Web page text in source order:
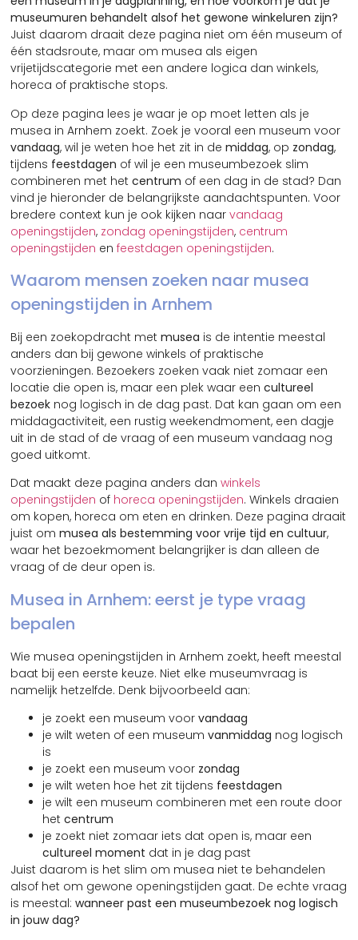
museumuren behandelt alsof het gewone winkeluren zijn?
Juist daarom draait deze pagina niet om één museum of
één stadsroute, maar om musea als eigen
vrijetijdscategorie met een andere logica dan winkels,
horeca of praktische stops.
Op deze pagina lees je waar je op moet letten als je
musea in Arnhem zoekt. Zoek je vooral een museum voor
vandaag, wil je weten hoe het zit in demiddag, op zondag,
tijdens feestdagen of wil je een museumbezoek slim
combineren met hetcentrum of een dag in de stad? Dan
vind je hieronder de belangrijkste aandachtspunten. Voor
bredere context kun je ook kijken naarvandaag
openingstijden, zondag openingstijden, centrum
openingstijden enfeestdagen openingstijden.
Waarom mensen zoeken naar musea
openingstijden in Arnhem
Bij een zoekopdracht metmusea is de intentie meestal
anders dan bij gewone winkels of praktische
voorzieningen. Bezoekers zoeken vaak niet zomaar een
locatie die open is, maar een plek waar eencultureel
bezoek nog logisch in de dag past. Dat kan gaan om een
middagactiviteit, een rustig weekendmoment, een dagje
uit in de stad of de vraag of een museum vandaag nog
goed uitkomt.
Dat maakt deze pagina anders danwinkels
openingstijden of horeca openingstijden. Winkels draaien
om kopen, horeca om eten en drinken. Deze pagina draait
juist ommusea als bestemming voor vrije tijd en cultuur,
waar het bezoekmoment belangrijker is dan alleen de
vraag of de deur open is.
Musea in Arnhem: eerst je type vraag
bepalen
Wie musea openingstijden in Arnhem zoekt, heeft meestal
baat bij een eerste keuze. Niet elke museumvraag is
namelijk hetzelfde. Denk bijvoorbeeld aan:
je zoekt een museum voorvandaag
je wilt weten of een museumvanmiddag nog logisch
is
je zoekt een museum voor zondag
je wilt weten hoe het zit tijdens feestdagen
je wilt een museum combineren met een route door
hetcentrum
je zoekt niet zomaar iets dat open is, maar een
cultureel moment dat in je dag past
Juist daarom is het slim om musea niet te behandelen
alsof het om gewone openingstijden gaat. De echte vraag
is meestal:wanneer past een museumbezoek nog logisch
in jouw dag?